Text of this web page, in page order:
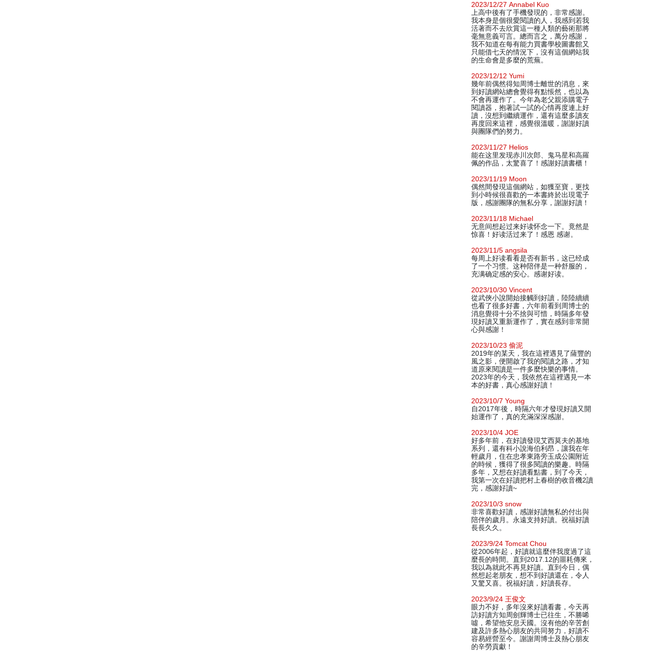
2023/12/27 Annabel Kuo
上高中後有了手機發現的，非常感謝。
我本身是個很愛閱讀的人，我感到若我
活著而不去欣賞這一種人類的藝術那將
毫無意義可言。總而言之，萬分感謝，
我不知道在每有能力買書學校圖書館又
只能借七天的情況下，沒有這個網站我
的生命會是多麼的荒蕪。
2023/12/12 Yumi
幾年前偶然得知周博士離世的消息，來
到好讀網站總會覺得有點悵然，也以為
不會再運作了。今年為老父親添購電子
閱讀器，抱著試一試的心情再度連上好
讀，沒想到繼續運作，還有這麼多讀友
再度回來這裡，感覺很溫暖，謝謝好讀
與團隊們的努力。
2023/11/27 Helios
能在这里发现赤川次郎、鬼马星和高羅
佩的作品，太驚喜了！感謝好讀書櫃！
2023/11/19 Moon
偶然間發現這個網站，如獲至寶，更找
到小時候很喜歡的一本書終於出現電子
版，感謝團隊的無私分享，謝謝好讀！
2023/11/18 Michael
无意间想起过来好读怀念一下。竟然是
惊喜！好读活过来了！感恩 感谢。
2023/11/5 angsila
每周上好读看看是否有新书，这已经成
了一个习惯。这种陪伴是一种舒服的，
充满确定感的安心。感谢好读。
2023/10/30 Vincent
從武俠小說開始接觸到好讀，陸陸續續
也看了很多好書，六年前看到周博士的
消息覺得十分不捨與可惜，時隔多年發
現好讀又重新運作了，實在感到非常開
心與感謝！
2023/10/23 偷泥
2019年的某天，我在這裡遇見了薩豐的
風之影，便開啟了我的閱讀之路，才知
道原來閱讀是一件多麼快樂的事情。
2023年的今天，我依然在這裡遇見一本
本的好書，真心感謝好讀！
2023/10/7 Young
自2017年後，時隔六年才發現好讀又開
始運作了，真的充滿深深感謝。
2023/10/4 JOE
好多年前，在好讀發現艾西莫夫的基地
系列，還有科小說海伯利昂，讓我在年
輕歲月，住在忠孝東路旁玉成公園附近
的時候，獲得了很多閱讀的樂趣。時隔
多年，又想在好讀看點書，到了今天，
我第一次在好讀把村上春樹的收音機2讀
完，感謝好讀~
2023/10/3 snow
非常喜歡好讀，感謝好讀無私的付出與
陪伴的歲月。永遠支持好讀。祝福好讀
長長久久。
2023/9/24 Tomcat Chou
從2006年起，好讀就這麼伴我度過了這
麼長的時間。直到2017.12的噩耗傳來，
我以為就此不再見好讀。直到今日，偶
然想起老朋友，想不到好讀還在，令人
又驚又喜。祝福好讀，好讀長存。
2023/9/24 王俊文
眼力不好，多年沒來好讀看書，今天再
訪好讀方知周劍輝博士已往生，不勝唏
噓，希望他安息天國。沒有他的辛苦創
建及許多熱心朋友的共同努力，好讀不
容易經營至今。謝謝周博士及熱心朋友
的辛勞貢獻！